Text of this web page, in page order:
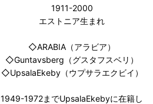
1911-2000
エストニア生まれ
◇ARABIA（アラビア）
◇Guntavsberg（グスタフスベリ）
◇UpsalaEkeby（ウプサラエクビイ）
1949-1972までUpsalaEkebyに在籍し